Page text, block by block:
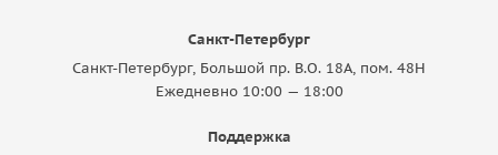
Санкт-Петербург
Санкт-Петербург, Большой пр. В.О. 18A, пом. 48Н
Ежедневно 10:00 — 18:00
Поддержка